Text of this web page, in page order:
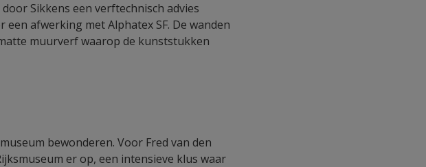
Sikkens een verftechnisch advies
afwerking met Alphatex SF. De wanden
muurverf waarop de kunststukken
bewonderen. Voor Fred van den
er op, een intensieve klus waar